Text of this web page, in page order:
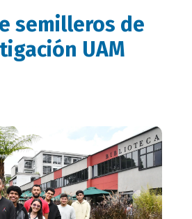
semilleros de
UAM